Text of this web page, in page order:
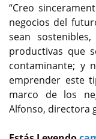
“Creo
negocios del
sean
productivas que
contaminante; y
emprender este
marco de los
Alfonso, directora